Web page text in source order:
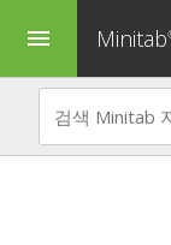
menu Minitab